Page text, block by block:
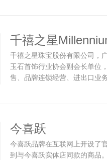
千禧之星
千禧之星珠宝股份有限公司，
玉石首饰行业协会副会长单位
售、品牌连锁经营、进出口业
今喜跃
今喜跃品牌在互联网上开设了
到与今喜跃实体店同款的商品